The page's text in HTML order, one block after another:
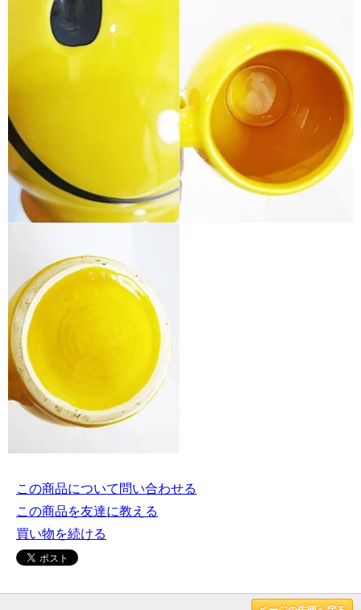
この商品について問い合わせる
この商品を友達に教える
買い物を続ける